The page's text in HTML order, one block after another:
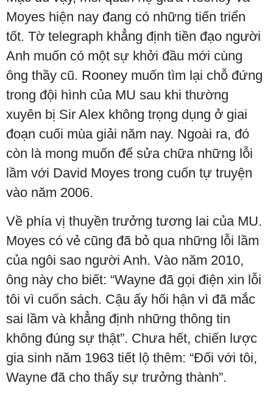
Moyes hiện nay đang có những tiến triển
tốt. Tờ telegraph khẳng định tiền đạo người
Anh muốn có một sự khởi đầu mới cùng
ông thầy cũ. Rooney muốn tìm lại chỗ đứng
trong đội hình của MU sau khi thường
xuyên bị Sir Alex không trọng dụng ở giai
đoạn cuối mùa giải năm nay. Ngoài ra, đó
còn là mong muốn để sửa chữa những lỗi
lầm với David Moyes trong cuốn tự truyện
vào năm 2006.
Về phía vị thuyền trưởng tương lai của MU.
Moyes có vẻ cũng đã bỏ qua những lỗi lầm
của ngôi sao người Anh. Vào năm 2010,
ông này cho biết: “Wayne đã gọi điện xin lỗi
tôi vì cuốn sách. Cậu ấy hối hận vì đã mắc
sai lầm và khẳng định những thông tin
không đúng sự thật”. Chưa hết, chiến lược
gia sinh năm 1963 tiết lộ thêm: “Đối với tôi,
Wayne đã cho thấy sự trưởng thành”.